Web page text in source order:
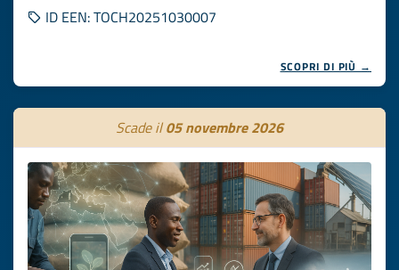
ID EEN: TOCH20251030007
SCOPRI DI PIÙ →
Scade il05 novembre 2026